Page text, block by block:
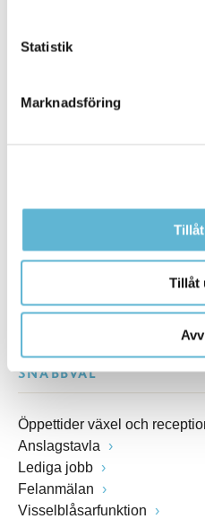
Statistik
Marknadsföring
Tillåt
Kommunhuset, Storgatan 48
Webbadress
Fax: 0456-82 22 00
SNABBVAL
Öppettider växel och
Anslagstavla
Lediga jobb
Felanmälan
Visselblåsarfunktion